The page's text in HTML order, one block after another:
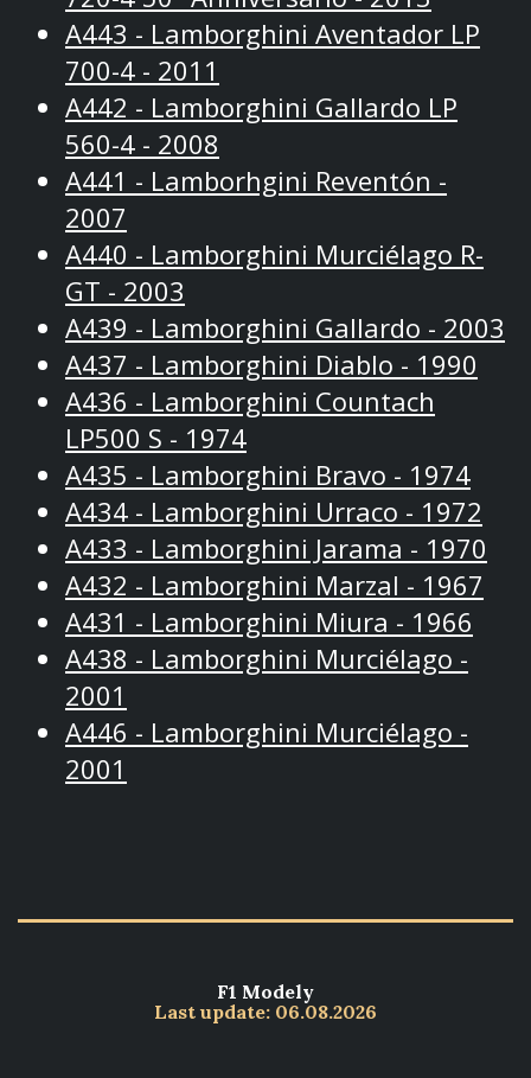
A443 - Lamborghini Aventador LP
700-4 - 2011
A442 - Lamborghini Gallardo LP
560-4 - 2008
A441 - Lamborhgini Reventón -
2007
A440 - Lamborghini Murciélago R-
GT - 2003
A439 - Lamborghini Gallardo - 2003
A437 - Lamborghini Diablo - 1990
A436 - Lamborghini Countach
LP500 S - 1974
A435 - Lamborghini Bravo - 1974
A434 - Lamborghini Urraco - 1972
A433 - Lamborghini Jarama - 1970
A432 - Lamborghini Marzal - 1967
A431 - Lamborghini Miura - 1966
A438 - Lamborghini Murciélago -
2001
A446 - Lamborghini Murciélago -
2001
F1 Modely
Last update: 06.08.2026